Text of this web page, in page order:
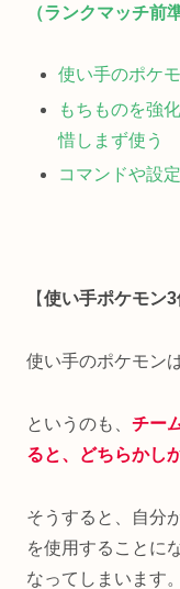
（ランクマッチ前
使い手のポケ
もちものを強
惜しまず使う
コマンドや設
【使い手ポケモン3
使い手のポケモン
というのも、 チー
ると、どちらかし
そうすると、自分
を使用することに
なってしまいます。